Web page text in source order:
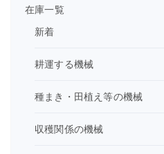
在庫一覧
新着
耕運する機械
種まき・田植え等の機械
収穫関係の機械